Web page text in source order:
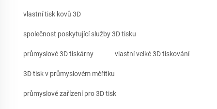
vlastní tisk kovů 3D
společnost poskytující služby 3D tisku
průmyslové 3D tiskárny vlastní velké 3D tiskování
3D tisk v průmyslovém měřítku
průmyslové zařízení pro 3D tisk